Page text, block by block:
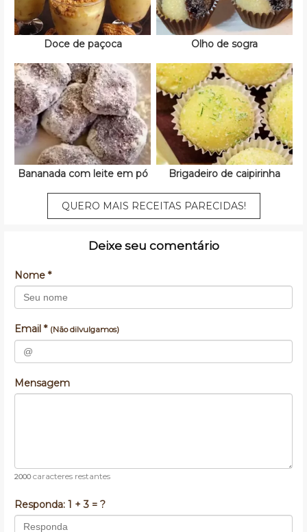
Doce de paçoca Olho de sogra
Bananada com leite em pó Brigadeiro de caipirinha
QUERO MAIS RECEITAS PARECIDAS!
Deixe seu comentário
Nome *
Email * (Não dilvulgamos)
Mensagem
2000caracteres restantes
Responda: 1 + 3 = ?